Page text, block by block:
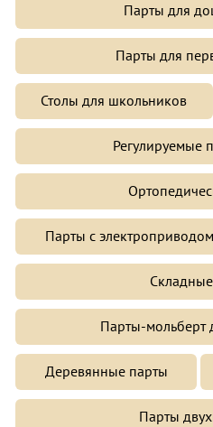
Парты для
Парты для
Столы для школьников
Регулируемые
Парты с электроприводом
Парты-мольберт
Деревянные парты
Парты